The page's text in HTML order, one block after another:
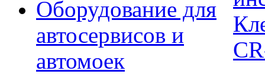
Оборудование для
автосервисов и
автомоек